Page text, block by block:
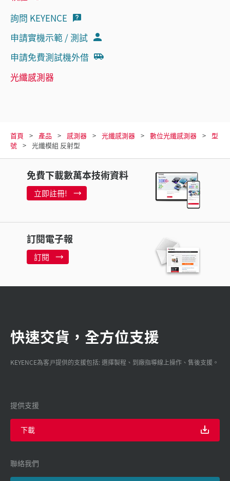
詢問 KEYENCE
申請實機示範 / 測試
申請免費測試機外借
光纖感測器
首頁 產品 感測器 光纖感測器 數位光纖感測器
型
號
光纖模組 反射型
免費下載數萬本技術資料
立即註冊!
訂閱電子報
訂閱
快速交貨，全方位支援
KEYENCE為客戸提供的支援包括: 選擇製程、到廠指導線上操作、售後支援。
提供支援
下載
聯絡我們